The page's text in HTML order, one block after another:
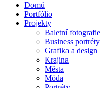
Domů
Portfólio
Projekty
Baletní fotografie
Business portréty
Grafika a design
Krajina
Města
Móda